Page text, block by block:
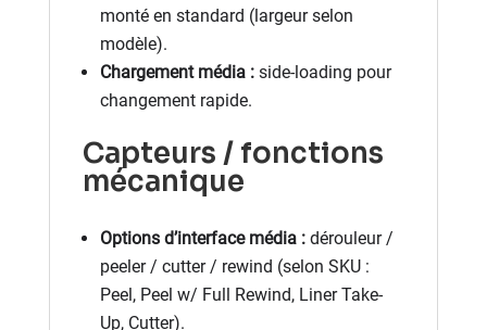
monté en standard (largeur selon
modèle).
Chargement média :side-loading pour
changement rapide.
Capteurs / fonctions
mécanique
Options d’interface média :dérouleur /
peeler / cutter / rewind (selon SKU :
Peel, Peel w/ Full Rewind, Liner Take-
Up, Cutter).